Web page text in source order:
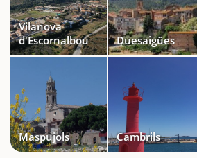
Vilanova
d'Escornalbou
Duesaigües
Maspujols Cambrils